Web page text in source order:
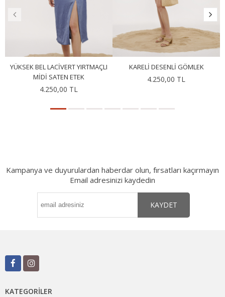
YÜKSEK BEL LACIVERT YIRTMAÇLI
MIDI SATEN ETEK
4.250,00 TL
KARELI DESENLI GÖMLEK
4.250,00 TL
Kampanya ve duyurulardan haberdar olun, fırsatları kaçırmayın
Email adresinizi kaydedin
KAYDET
KATEGORILER